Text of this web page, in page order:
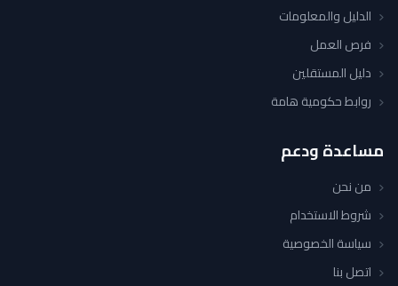
الدليل والمعلومات
فرص العمل
دليل المستقلين
روابط حكومية هامة
مساعدة ودعم
من نحن
شروط الاستخدام
سياسة الخصوصية
اتصل بنا